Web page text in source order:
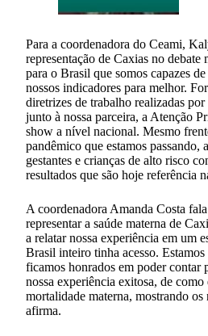
Para a coordenadora do Ceami,
representação de Caxias no debate
para o Brasil que somos capazes
nossos indicadores para melhor.
diretrizes de trabalho realizadas
junto à nossa parceira, a Atenção
show a nível nacional. Mesmo
pandêmico que estamos passando,
gestantes e crianças de alto risco
resultados que são hoje referência
A coordenadora Amanda Costa
representar a saúde materna de
a relatar nossa experiência em um
Brasil inteiro tinha acesso.
ficamos honrados em poder contar
nossa experiência exitosa, de como
mortalidade materna, mostrando os
afirma.